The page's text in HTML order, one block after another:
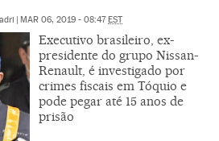
| MAR 06, 2019 - 08:47EST
Executivo brasileiro, ex-
presidente do grupo Nissan-
Renault, é investigado por
crimes fiscais em Tóquio e
pode pegar até 15 anos de
prisão